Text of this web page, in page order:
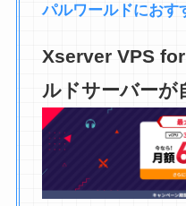
パルワールドにおす
Xserver VPS
ルドサーバーが